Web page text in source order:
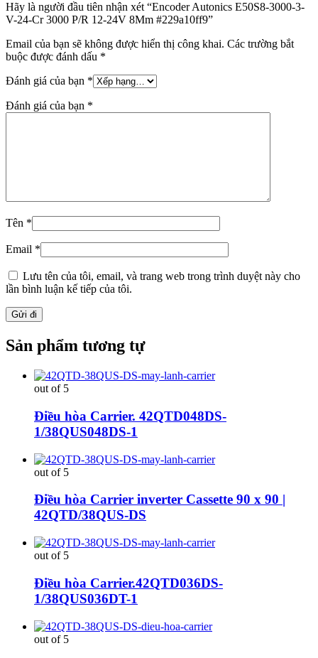
Hãy là người đầu tiên nhận xét “Encoder Autonics E50S8-3000-3-
V-24-Cr 3000 P/R 12-24V 8Mm #229a10ff9”
Email của bạn sẽ không được hiển thị công khai. Các trường bắt
buộc được đánh dấu *
Đánh giá của bạn *
Đánh giá của bạn *
Tên *
Email *
Lưu tên của tôi, email, và trang web trong trình duyệt này cho
lần bình luận kế tiếp của tôi.
Sản phẩm tương tự
out of 5
Điều hòa Carrier. 42QTD048DS-
1/38QUS048DS-1
out of 5
Điều hòa Carrier inverter Cassette 90 x 90 |
42QTD/38QUS-DS
out of 5
Điều hòa Carrier.42QTD036DS-
1/38QUS036DT-1
out of 5